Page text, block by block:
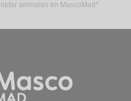
animales en MascoMad*